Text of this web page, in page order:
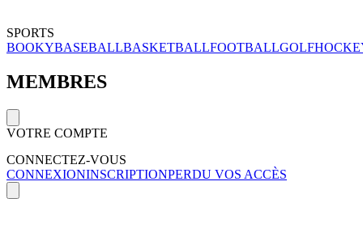
SPORTS
BOOKYBASEBALLBASKETBALLFOOTBALLGOLF
MEMBRES
VOTRE COMPTE
CONNECTEZ-VOUS
CONNEXIONINSCRIPTIONPERDU VOS ACCÈS